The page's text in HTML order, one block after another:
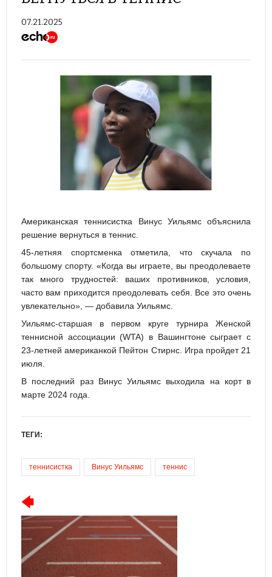
07.21.2025
Американская теннисистка Винус Уильямс объяснила
решение вернуться в теннис.
45-летняя спортсменка отметила, что скучала по
большому спорту. «Когда вы играете, вы преодолеваете
так много трудностей: ваших противников, условия,
часто вам приходится преодолевать себя. Все это очень
увлекательно», — добавила Уильямс.
Уильямс-старшая в первом круге турнира Женской
теннисной ассоциации (WTA) в Вашингтоне сыграет с
23-летней американкой Пейтон Стирнс. Игра пройдет 21
июля.
В последний раз Винус Уильямс выходила на корт в
марте 2024 года.
ТЕГИ:
теннисистка Винус Уильямс теннис